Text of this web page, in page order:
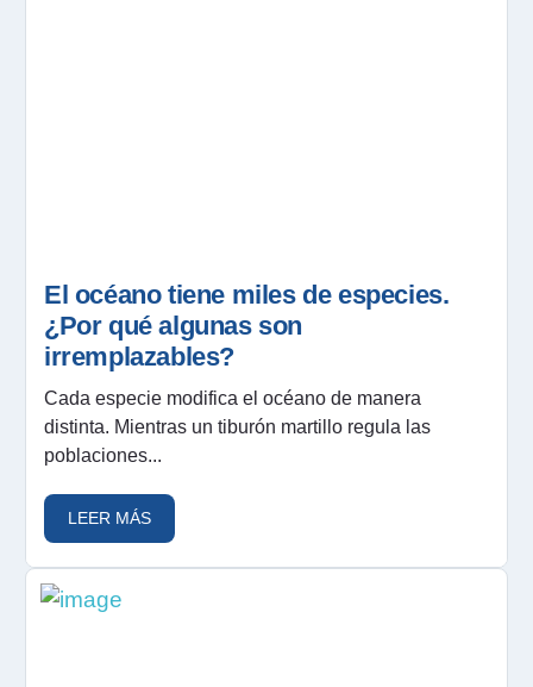
El océano tiene miles de especies.
¿Por qué algunas son
irremplazables?
Cada especie modifica el océano de manera
distinta. Mientras un tiburón martillo regula las
poblaciones...
LEER MÁS